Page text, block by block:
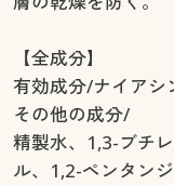
【全成分】
有効成分/ナイアシ
その他の成分/
精製水、1,3-ブチ
ル、1,2-ペンタン